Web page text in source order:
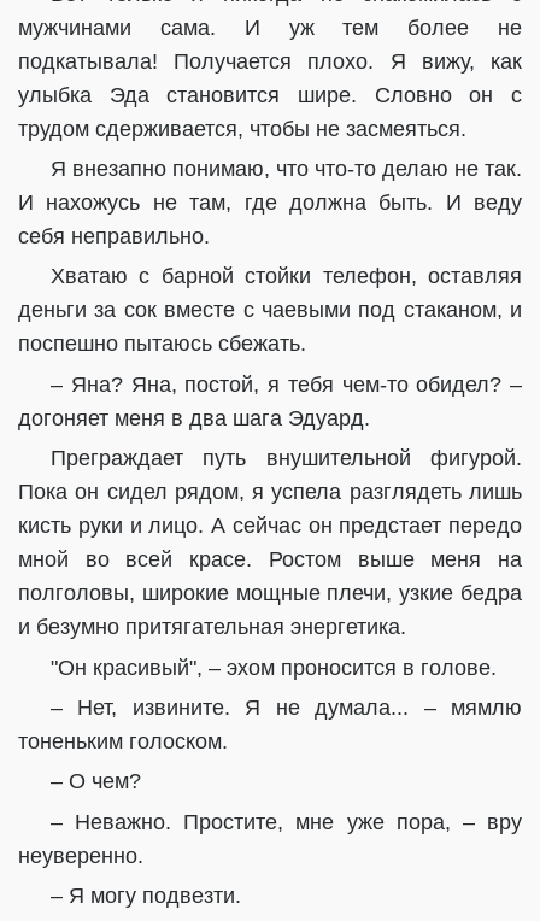
мужчинами сама. И уж тем более не
подкатывала! Получается плохо. Я вижу, как
улыбка Эда становится шире. Словно он с
трудом сдерживается, чтобы не засмеяться.
Я внезапно понимаю, что что-то делаю не так.
И нахожусь не там, где должна быть. И веду
себя неправильно.
Хватаю с барной стойки телефон, оставляя
деньги за сок вместе с чаевыми под стаканом, и
поспешно пытаюсь сбежать.
– Яна? Яна, постой, я тебя чем-то обидел? –
догоняет меня в два шага Эдуард.
Преграждает путь внушительной фигурой.
Пока он сидел рядом, я успела разглядеть лишь
кисть руки и лицо. А сейчас он предстает передо
мной во всей красе. Ростом выше меня на
полголовы, широкие мощные плечи, узкие бедра
и безумно притягательная энергетика.
"Он красивый", – эхом проносится в голове.
– Нет, извините. Я не думала... – мямлю
тоненьким голоском.
– О чем?
– Неважно. Простите, мне уже пора, – вру
неуверенно.
– Я могу подвезти.